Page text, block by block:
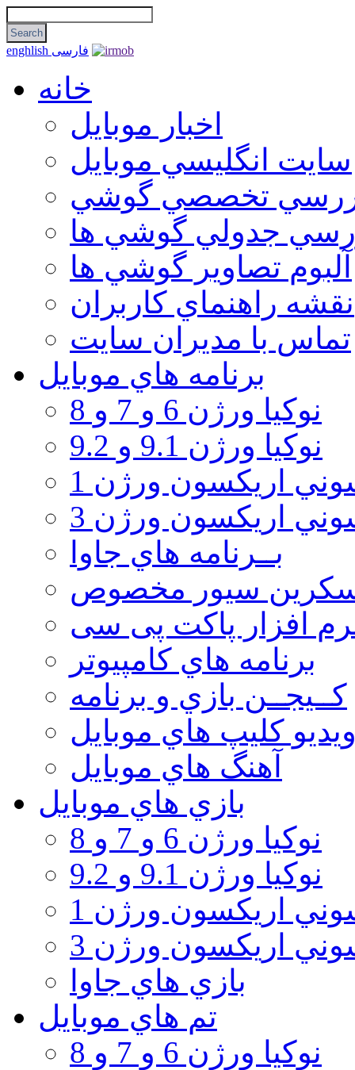
enghlish فارسی
خانه
اخبار موبایل
سايت انگليسي موبايل
تخصصي گوشي
جدولي گوشي ها
آلبوم تصاوير گوشي ها
نقشه راهنماي كاربران
تماس با مديران سايت
برنامه هاي موبايل
نوکیا ورژن 6 و 7 و 8
نوکیا ورژن 9.1 و 9.2
اريكسون ورژن 1
اريكسون ورژن 3
بــرنامه هاي جاوا
سيور مخصوص
افزار پاکت پی سی
برنامه هاي كامپيوتر
كــيجــن بازي و برنامه
كليپ هاي موبايل
آهنگ هاي موبايل
بازي هاي موبايل
نوكيا ورژن 6 و 7 و 8
نوكيا ورژن 9.1 و 9.2
اريكسون ورژن 1
اريكسون ورژن 3
بازي هاي جاوا
تم هاي موبايل
نوكيا ورژن 6 و 7 و 8